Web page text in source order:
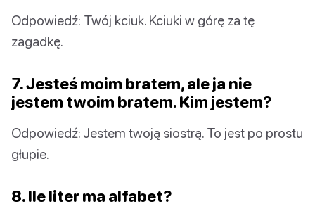
Odpowiedź: Twój kciuk. Kciuki w górę za tę
zagadkę.
7. Jesteś moim bratem, ale ja nie
jestem twoim bratem. Kim jestem?
Odpowiedź: Jestem twoją siostrą. To jest po prostu
głupie.
8. Ile liter ma alfabet?